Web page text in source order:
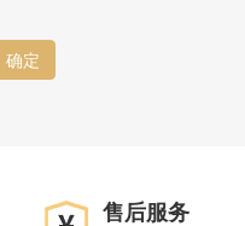
确定
售后服务